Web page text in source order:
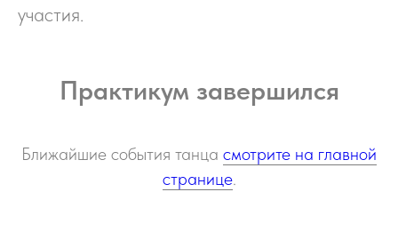
участия.
Практикум завершился
Ближайшие события танца смотрите на главной
странице.